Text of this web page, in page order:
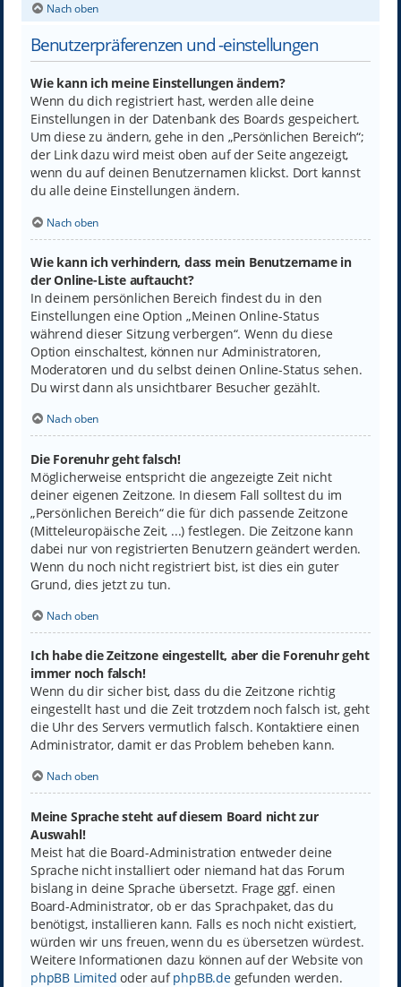
Nach oben
Benutzerpräferenzen und -einstellungen
Wie kann ich meine Einstellungen ändern?
Wenn du dich registriert hast, werden alle deine
Einstellungen in der Datenbank des Boards gespeichert.
Um diese zu ändern, gehe in den „Persönlichen Bereich“;
der Link dazu wird meist oben auf der Seite angezeigt,
wenn du auf deinen Benutzernamen klickst. Dort kannst
du alle deine Einstellungen ändern.
Nach oben
Wie kann ich verhindern, dass mein Benutzername in
der Online-Liste auftaucht?
In deinem persönlichen Bereich findest du in den
Einstellungen eine Option „Meinen Online-Status
während dieser Sitzung verbergen“. Wenn du diese
Option einschaltest, können nur Administratoren,
Moderatoren und du selbst deinen Online-Status sehen.
Du wirst dann als unsichtbarer Besucher gezählt.
Nach oben
Die Forenuhr geht falsch!
Möglicherweise entspricht die angezeigte Zeit nicht
deiner eigenen Zeitzone. In diesem Fall solltest du im
„Persönlichen Bereich“ die für dich passende Zeitzone
(Mitteleuropäische Zeit, ...) festlegen. Die Zeitzone kann
dabei nur von registrierten Benutzern geändert werden.
Wenn du noch nicht registriert bist, ist dies ein guter
Grund, dies jetzt zu tun.
Nach oben
Ich habe die Zeitzone eingestellt, aber die Forenuhr geht
immer noch falsch!
Wenn du dir sicher bist, dass du die Zeitzone richtig
eingestellt hast und die Zeit trotzdem noch falsch ist, geht
die Uhr des Servers vermutlich falsch. Kontaktiere einen
Administrator, damit er das Problem beheben kann.
Nach oben
Meine Sprache steht auf diesem Board nicht zur
Auswahl!
Meist hat die Board-Administration entweder deine
Sprache nicht installiert oder niemand hat das Forum
bislang in deine Sprache übersetzt. Frage ggf. einen
Board-Administrator, ob er das Sprachpaket, das du
benötigst, installieren kann. Falls es noch nicht existiert,
würden wir uns freuen, wenn du es übersetzen würdest.
Weitere Informationen dazu können auf der Website von
phpBB Limited oder aufphpBB.degefunden werden.